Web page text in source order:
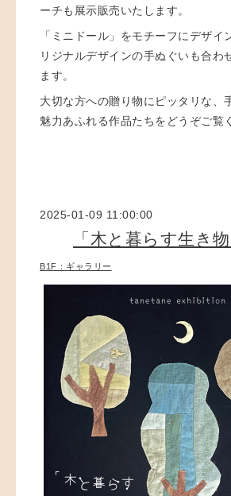
ーチも展示販売いたします。
「ミニドール」をモチーフにデザイ
リジナルデザインの手ぬぐいも合わ
ます。
大切な方への贈り物にピッタリな、
魅力あふれる作品たちをどうぞご覧
2025-01-09 11:00:00
「木と暮らす生き物
B1F：ギャラリー